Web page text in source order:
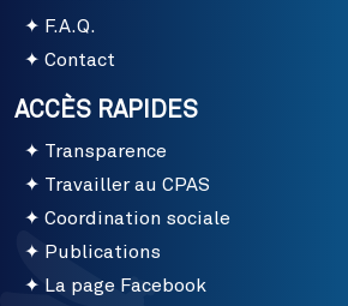
F.A.Q.
Contact
ACCÈS RAPIDES
Transparence
Travailler au CPAS
Coordination sociale
Publications
La page Facebook